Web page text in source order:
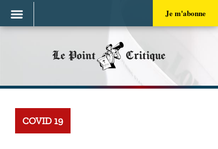
Je m'abonne
Le Point Critique
COVID 19